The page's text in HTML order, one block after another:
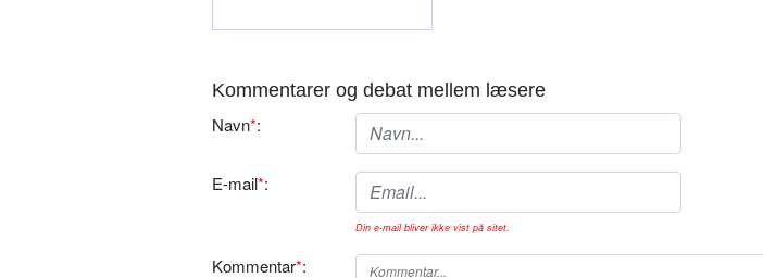
Kommentarer og debat mellem læsere
Navn*:
E-mail*:
Din e-mail bliver ikke vist på sitet.
Kommentar*: